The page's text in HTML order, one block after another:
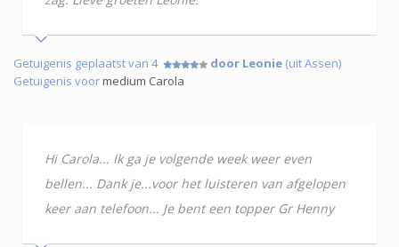
Getuigenis geplaatst van 4 door Leonie (uit Assen)
Getuigenis voormedium Carola
Hi Carola... Ik ga je volgende week weer even
bellen... Dank je...voor het luisteren van afgelopen
keer aan telefoon... Je bent een topper Gr Henny